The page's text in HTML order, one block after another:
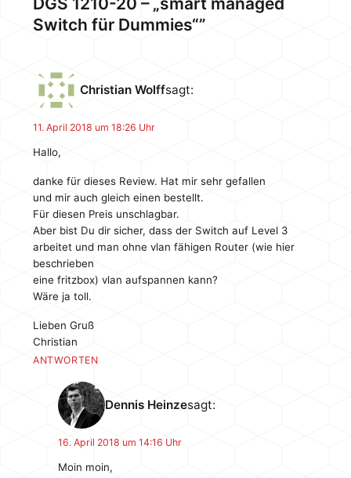
Hersteller, wie die Telekom oder Rademacher auf
den DECT Zug aufgesprungen und…
Switch für Dummies“”
Christian Wolffsagt:
11. April 2018 um 18:26 Uhr
Hallo,
danke für dieses Review. Hat mir sehr gefallen
und mir auch gleich einen bestellt.
Für diesen Preis unschlagbar.
Aber bist Du dir sicher, dass der Switch auf Level 3
arbeitet und man ohne vlan fähigen Router (wie hier
beschrieben
eine fritzbox) vlan aufspannen kann?
Wäre ja toll.
Lieben Gruß
Christian
ANTWORTEN
Dennis Heinzesagt:
16. April 2018 um 14:16 Uhr
Moin moin,